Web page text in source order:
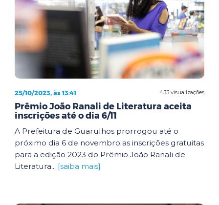
433 visualizações
25/10/2023, às 13:41
Prêmio João Ranali de Literatura aceita
inscrições até o dia 6/11
A Prefeitura de Guarulhos prorrogou até o
próximo dia 6 de novembro as inscrições gratuitas
para a edição 2023 do Prêmio João Ranali de
Literatura... [saiba mais]